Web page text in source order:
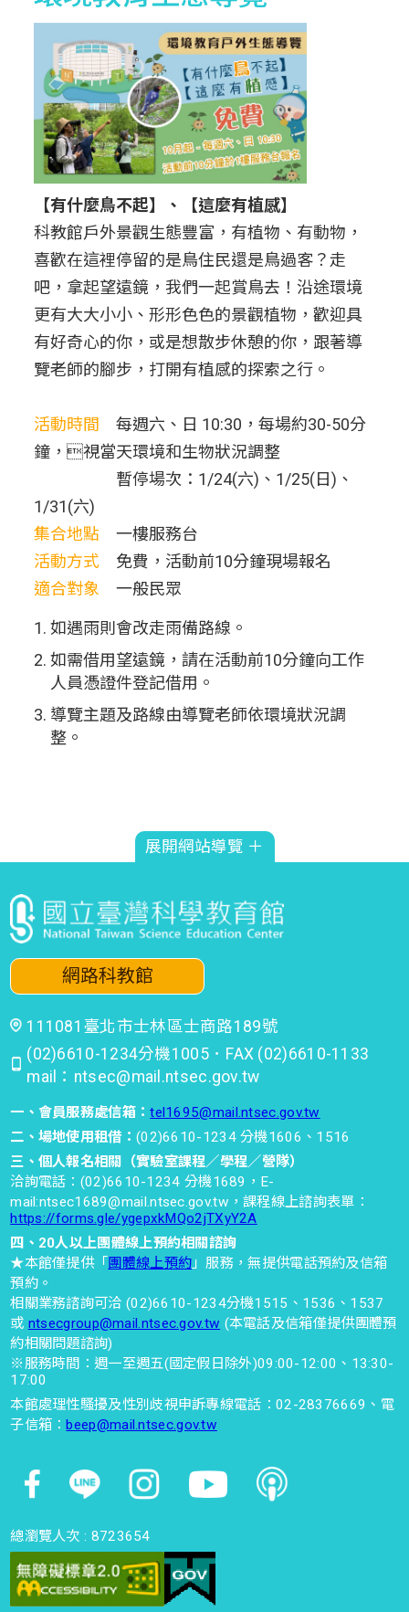
【有什麼鳥不起】、【這麼有植感】
科教館戶外景觀生態豐富，有植物、有動物，
喜歡在這裡停留的是鳥住民還是鳥過客？走
吧，拿起望遠鏡，我們一起賞鳥去！沿途環境
更有大大小小、形形色色的景觀植物，歡迎具
有好奇心的你，或是想散步休憩的你，跟著導
覽老師的腳步，打開有植感的探索之行。
活動時間
每週六、日 10:30，每場約30-50分
鐘，視當天環境和生物狀況調整
暫停場次：1/24(六)、1/25(日)、
1/31(六)
集合地點 一樓服務台
活動方式 免費，活動前10分鐘現場報名
適合對象 一般民眾
如遇雨則會改走雨備路線。
如需借用望遠鏡，請在活動前10分鐘向工作
人員憑證件登記借用。
導覽主題及路線由導覽老師依環境狀況調
整。
展開網站導覽 ＋
網路科教館
111081臺北市士林區士商路189號
(02)6610-1234分機1005．FAX (02)6610-1133
mail：ntsec@mail.ntsec.gov.tw
一、會員服務處信箱：tel1695@mail.ntsec.gov.tw
二、場地使用租借： (02)6610-1234 分機1606、1516
三、個人報名相關（實驗室課程／學程／營隊）
洽詢電話：(02)6610-1234 分機1689，E-
mail:ntsec1689@mail.ntsec.gov.tw，課程線上諮詢表單：
https://forms.gle/ygepxkMQo2jTXyY2A
四、20人以上團體線上預約相關諮詢
★本館僅提供「 團體線上預約 」服務，無提供電話預約及信箱
預約。
相關業務諮詢可洽 (02)6610-1234分機1515、1536、1537
或 ntsecgroup@mail.ntsec.gov.tw (本電話及信箱僅提供團體預
約相關問題諮詢)
※服務時間：週一至週五(國定假日除外)09:00-12:00、13:30-
17:00
本館處理性騷擾及性別歧視申訴專線電話：02-28376669、電
子信箱：beep@mail.ntsec.gov.tw
總瀏覽人次 : 8723654